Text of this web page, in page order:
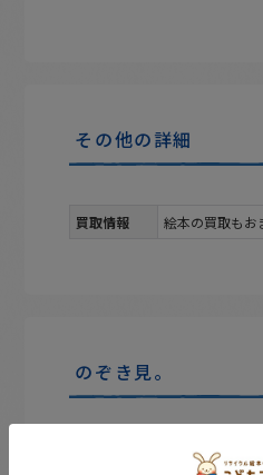
その他の詳細
買取情報 絵本の買取もお
のぞき見。